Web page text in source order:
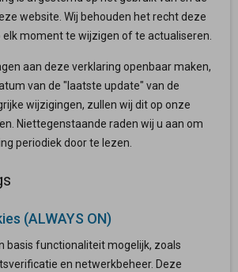
website. Wij behouden het recht deze
elk moment te wijzigen of te actualiseren.
aan deze verklaring openbaar maken,
van de "laatste update" van de
wijzigingen, zullen wij dit op onze
Niettegenstaande raden wij u aan om
periodiek door te lezen.
(ALWAYS ON)
basis functionaliteit mogelijk, zoals
en netwerkbeheer. Deze